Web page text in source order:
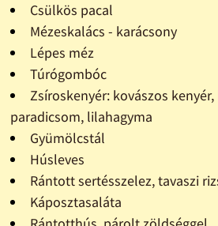
Csülkös pacal
Mézeskalács - karácsony
Lépes méz
Túrógombóc
Zsíroskenyér: kovászos kenyér,
paradicsom, lilahagyma
Gyümölcstál
Húsleves
Rántott sertésszelez, tavaszi
Káposztasaláta